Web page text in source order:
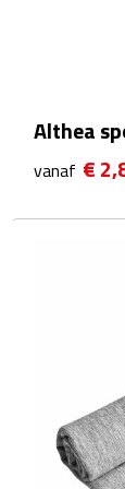
Glazen &
Wijnglazen
Althea
vanaf €